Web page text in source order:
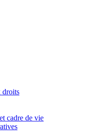
droits
cadre de vie